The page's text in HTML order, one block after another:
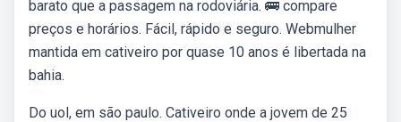
barato que a passagem na rodoviária. 🚌 compare
preços e horários. Fácil, rápido e seguro. Webmulher
mantida em cativeiro por quase 10 anos é libertada na
bahia.
Do uol, em são paulo. Cativeiro onde a jovem de 25